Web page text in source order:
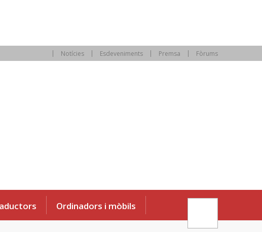
Notícies Esdeveniments Premsa Fòrums
Ordinadors i mòbils